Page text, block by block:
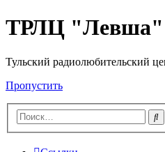
ТРЛЦ "Левша"
Тульский радиолюбительский
Пропустить